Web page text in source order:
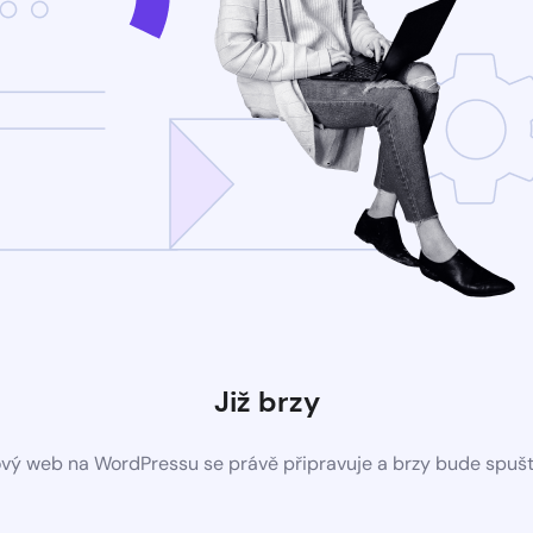
Již brzy
web na WordPressu se právě připravuje a brzy bude